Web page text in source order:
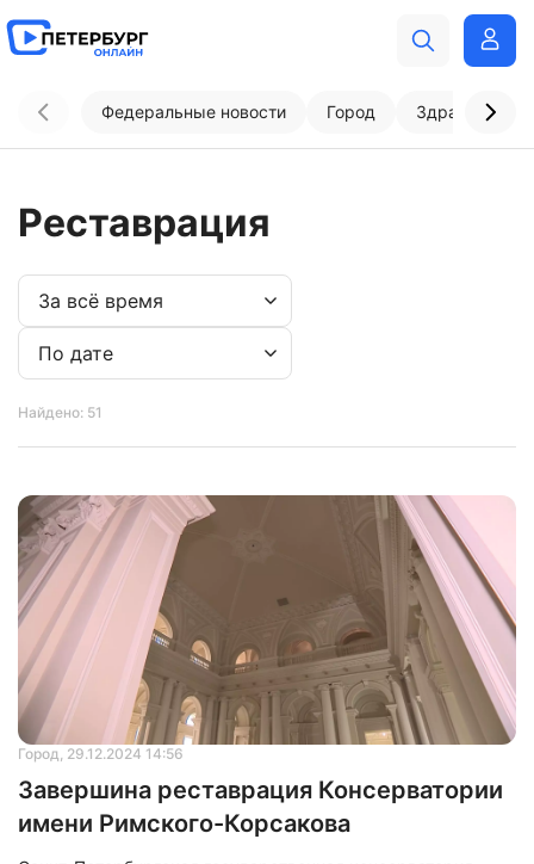
Федеральные новости Город
Реставрация
Найдено: 51
Город, 29.12.2024 14:56
Завершина реставрация Консерватории
имени Римского-Корсакова